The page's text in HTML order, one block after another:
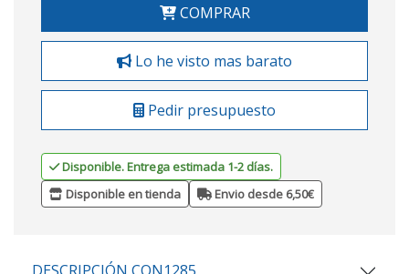
COMPRAR
Lo he visto mas barato
Pedir presupuesto
Disponible. Entrega estimada 1-2 días.
Disponible en tienda
Envio desde 6,50€